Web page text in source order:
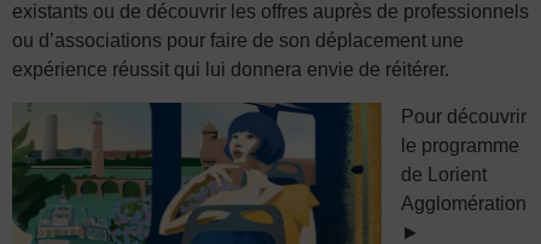
existants ou de découvrir les offres auprès de professionnels
ou d’associations pour faire de son déplacement une
expérience réussit qui lui donnera envie de réitérer.
Pour découvrir
le programme
de Lorient
Agglomération
►